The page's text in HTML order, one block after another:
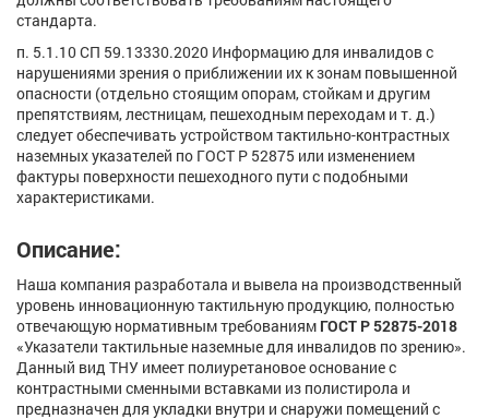
стандарта.
п. 5.1.10 СП 59.13330.2020 Информацию для инвалидов с
нарушениями зрения о приближении их к зонам повышенной
опасности (отдельно стоящим опорам, стойкам и другим
препятствиям, лестницам, пешеходным переходам и т. д.)
следует обеспечивать устройством тактильно-контрастных
наземных указателей по ГОСТ Р 52875 или изменением
фактуры поверхности пешеходного пути с подобными
характеристиками.
Описание:
Наша компания разработала и вывела на производственный
уровень инновационную тактильную продукцию, полностью
отвечающую нормативным требованиям ГОСТ Р 52875-2018
«Указатели тактильные наземные для инвалидов по зрению».
Данный вид ТНУ имеет полиуретановое основание с
контрастными сменными вставками из полистирола и
предназначен для укладки внутри и снаружи помещений с